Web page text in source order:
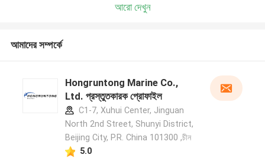
আরো দেখুন
আমাদের সম্পর্কে
Hongruntong Marine Co.,
Ltd. প্রস্তুতকারক প্রোফাইল
C1-7, Xuhui Center, Jinguan
North 2nd Street, Shunyi District,
Beijing City, P.R. China 101300 ,চীন
5.0